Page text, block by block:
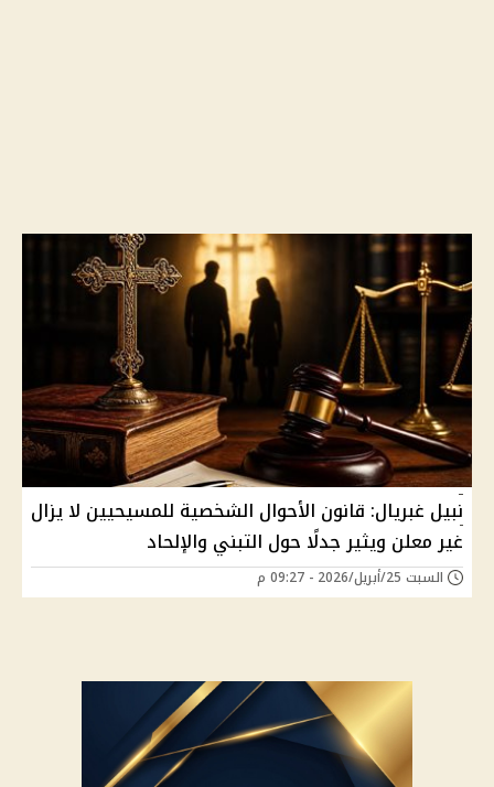
نبيل غبريال: قانون الأحوال الشخصية للمسيحيين لا يزال
غير معلن ويثير جدلًا حول التبني والإلحاد
السبت 25/أبريل/2026 - 09:27 م